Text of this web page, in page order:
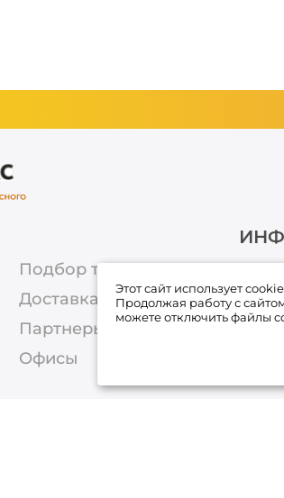
Подбор товара
Доставка
Партнеры
Офисы
О
Этот сайт использует
Продолжая работу с
можете отключить файлы